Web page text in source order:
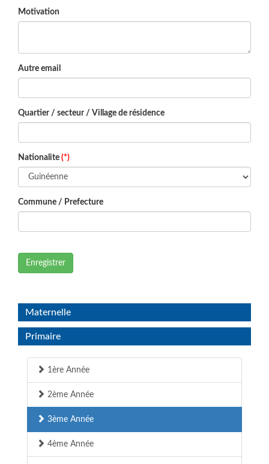
Motivation
Autre email
Quartier / secteur / Village de résidence
Nationalite (*)
Commune / Prefecture
Enregistrer
Maternelle
Primaire
1ère Année
2ème Année
3ème Année
4ème Année